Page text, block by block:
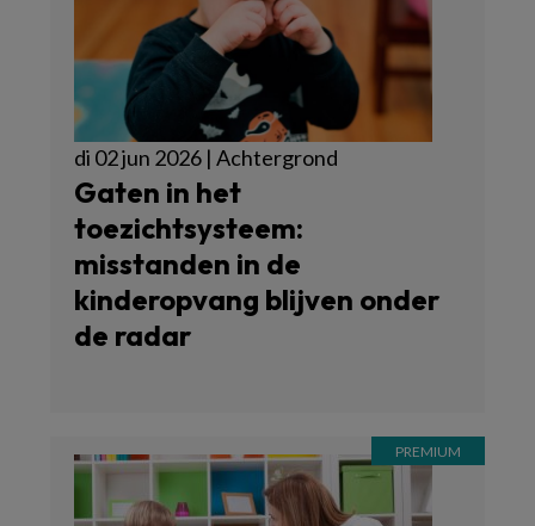
di 02 jun 2026 | Achtergrond
Gaten in het
toezichtsysteem:
misstanden in de
kinderopvang blijven onder
de radar